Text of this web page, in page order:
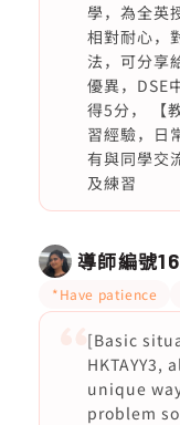
學，為全英
相對耐心，
法，可分享
優異，DSE
得5分， 【
習經驗，日
有與同學交
及練習
導師編號
*Have patience
[Basic
unique
problem